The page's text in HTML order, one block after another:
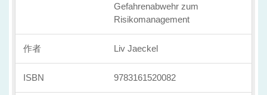
Gefahrenabwehr zum
Risikomanagement
Liv Jaeckel
9783161520082